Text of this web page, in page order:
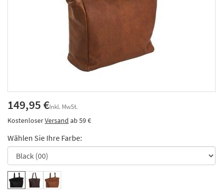
149,95 €Inkl. MwSt.
KostenloserVersand ab 59 €
Wählen Sie Ihre Farbe: